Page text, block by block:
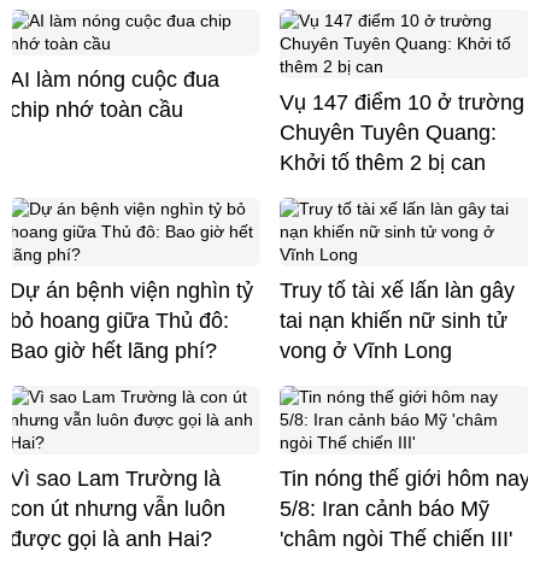
AI làm nóng cuộc đua
chip nhớ toàn cầu
Vụ 147 điểm 10 ở trường
Chuyên Tuyên Quang:
Khởi tố thêm 2 bị can
Dự án bệnh viện nghìn tỷ
bỏ hoang giữa Thủ đô:
Bao giờ hết lãng phí?
Truy tố tài xế lấn làn gây
tai nạn khiến nữ sinh tử
vong ở Vĩnh Long
Vì sao Lam Trường là
con út nhưng vẫn luôn
được gọi là anh Hai?
Tin nóng thế giới hôm nay
5/8: Iran cảnh báo Mỹ
'châm ngòi Thế chiến III'